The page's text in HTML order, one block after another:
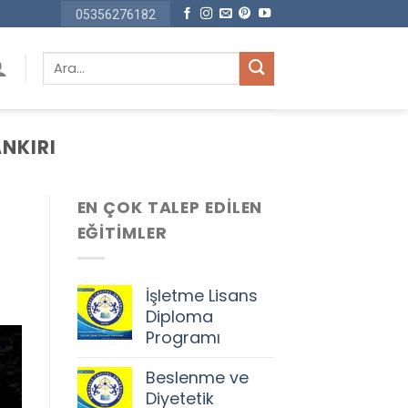
05356276182
Ara:
EN ÇOK TALEP EDILEN
EĞITIMLER
İşletme Lisans
Diploma
Programı
fiyat:
andaki
Beslenme ve
Diyetetik